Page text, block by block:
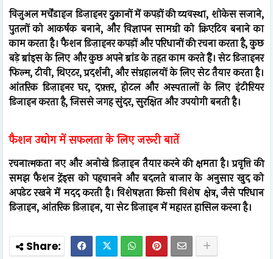
विज़ुअल मर्चेंडाइज डिज़ाइनर दुकानों में कपड़ों की व्यवस्था, शोकेस सजाने,
पुतलों को आकर्षक बनाने, और विज्ञापन सामग्री को क्रिएटिव बनाने का
काम करता है। फैशन डिज़ाइनर कपड़ों और परिधानों की रचना करता है, कुछ
बड़े ब्रांड्स के लिए और कुछ अपने ब्रांड के तहत काम करते हैं। सेट डिज़ाइनर
फिल्म, टीवी, थिएटर, प्रदर्शनी, और संग्रहालयों के लिए सेट तैयार करता है।
आंतरिक डिज़ाइनर घर, दफ़्तर, होटल और अस्पतालों के लिए इंटीरियर
डिजाइन करता है, जिससे जगह सुंदर, सुरक्षित और उपयोगी बनती है।
फैशन उद्योग में सफलता के लिए जरूरी बातें
रचनात्मकता नए और अनोखे डिज़ाइन तैयार करने की क्षमता है। प्रवृत्ति की
समझ फैशन ट्रेंड्स को पहचानने और बदलते बाजार के अनुसार खुद को
अपडेट रखने में मदद करती है। विशेषज्ञता किसी विशेष क्षेत्र, जैसे परिधान
डिज़ाइन, आंतरिक डिज़ाइन, या सेट डिज़ाइन में महारत हासिल करना है।